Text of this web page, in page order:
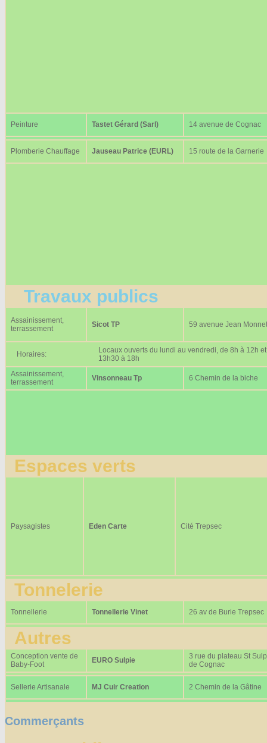
Peinture Tastet Gérard (Sarl) 14 avenue de Cognac
Plomberie Chauffage Jauseau Patrice (EURL) 15 route de la Garnerie
Travaux publics
Assainissement,
terrassement
Sicot TP 59 avenue Jean Monnet
Horaires:
Locaux ouverts du lundi au vendredi, de 8h à 12h
13h30 à 18h
Assainissement,
terrassement
Vinsonneau Tp 6 Chemin de la biche
Espaces verts
Paysagistes Eden Carte Cité Trepsec
Tonnelerie
Tonnellerie Tonnellerie Vinet 26 av de Burie Trepsec
Autres
Conception vente de
Baby-Foot
EURO Sulpie
3 rue du plateau St
de Cognac
Sellerie Artisanale MJ Cuir Creation 2 Chemin de la Gâtine
Commerçants